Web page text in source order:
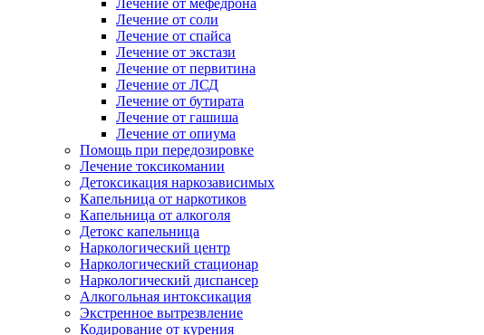
Лечение от мефедрона
Лечение от соли
Лечение от спайса
Лечение от экстази
Лечение от первитина
Лечение от ЛСД
Лечение от бутирата
Лечение от гашиша
Лечение от опиума
Помощь при передозировке
Лечение токсикомании
Детоксикация наркозависимых
Капельница от наркотиков
Капельница от алкоголя
Детокс капельница
Наркологический центр
Наркологический стационар
Наркологический диспансер
Алкогольная интоксикация
Экстренное вытрезвление
Кодирование от курения